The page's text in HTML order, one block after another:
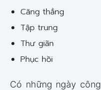
Căng thẳng
Tập trung
Thư giãn
Phục hồi
Có những ngày